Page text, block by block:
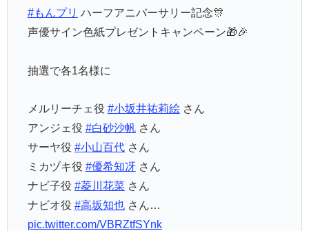
#もんプリ ハーフアニバーサリー記念🎊
声優サイン色紙プレゼントキャンペーン🎁🎉
抽選で各1名様に
メルリーチェ役 #小坂井祐莉絵さん
アンジェ役 #白砂沙帆さん
サーヤ役 #小山百代さん
ミカヅキ役 #優希知冴さん
ナビ子役 #菱川花菜さん
ナビオ役 #高坂知也さん…
pic.twitter.com/VBRZtfSYnk